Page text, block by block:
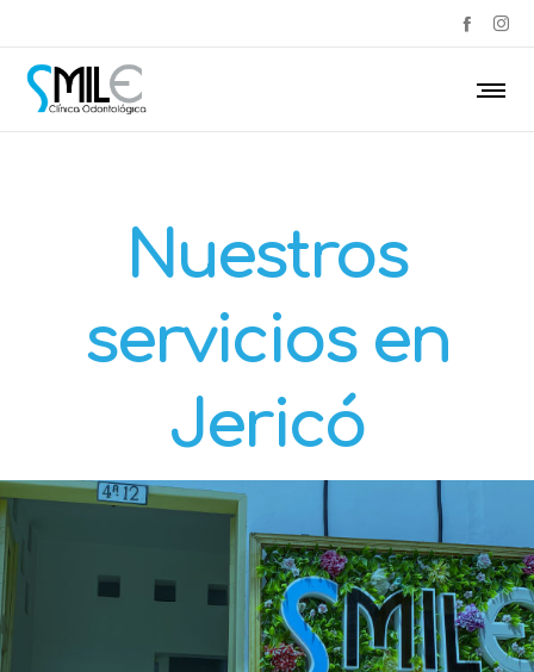
Nuestros
servicios en
Jericó